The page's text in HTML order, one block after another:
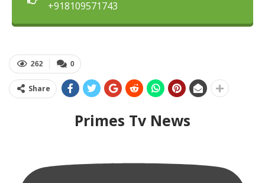
+918109571743
0
262
Share
Primes Tv News